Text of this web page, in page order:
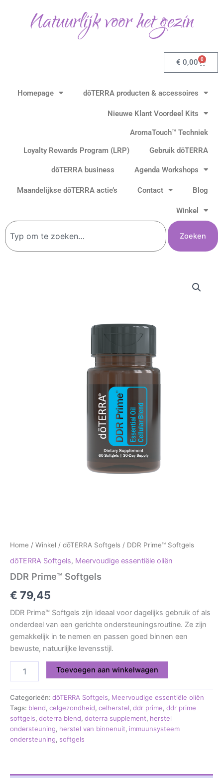
Natuurlijk voor het gezin
€ 0,00 0
Homepage dōTERRA producten & accessoires
Nieuwe Klant Voordeel Kits
AromaTouch™ Techniek
Loyalty Rewards Program (LRP)
Gebruik dōTERRA
dōTERRA business Agenda Workshops
Maandelijkse dōTERRA actie’s Contact Blog
Winkel
Zoeken
Zoeken
Home / Winkel / dōTERRA Softgels / DDR Prime™ Softgels
dōTERRA Softgels, Meervoudige essentiële oliën
DDR Prime™ Softgels
€ 79,45
DDR Prime™ Softgels zijn ideaal voor dagelijks gebruik of als
onderdeel van een gerichte ondersteuningsroutine. Ze zijn
gemakkelijk in te nemen en passen goed binnen een
bewuste, natuurlijke levensstijl.
Toevoegen aan winkelwagen
Categorieën: dōTERRA Softgels, Meervoudige essentiële oliën
Tags: blend, celgezondheid, celherstel, ddr prime, ddr prime
softgels, doterra blend, doterra supplement, herstel
ondersteuning, herstel van binnenuit, immuunsysteem
ondersteuning, softgels